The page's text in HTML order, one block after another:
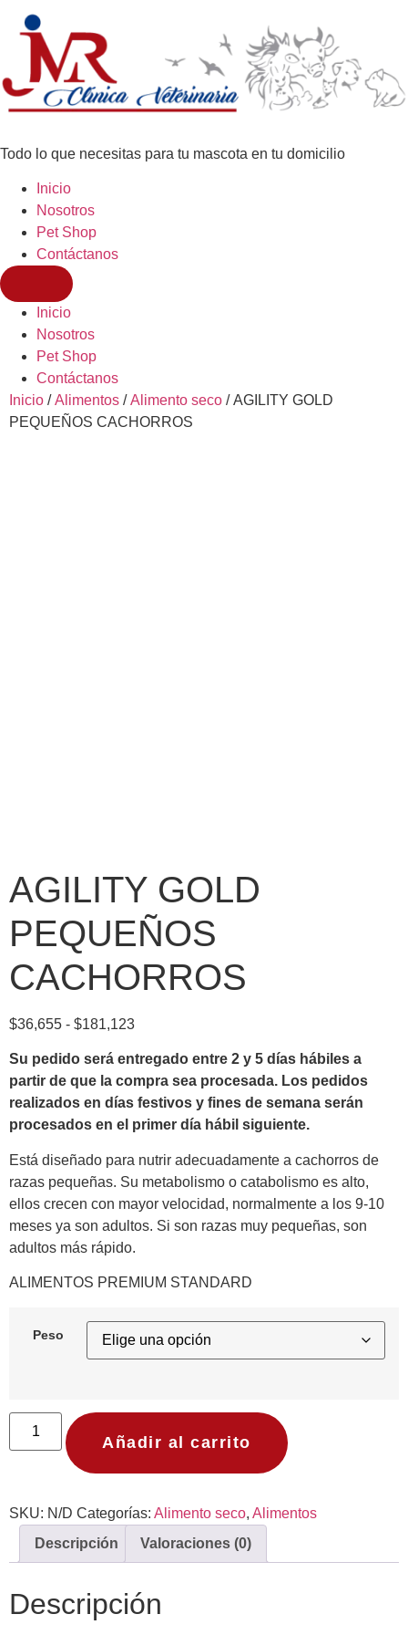
Todo lo que necesitas para tu mascota en tu domicilio
Inicio
Nosotros
Pet Shop
Contáctanos
Inicio
Nosotros
Pet Shop
Contáctanos
Inicio /Alimentos /Alimento seco / AGILITY GOLD
PEQUEÑOS CACHORROS
AGILITY GOLD
PEQUEÑOS
CACHORROS
$36,655 - $181,123
Su pedido será entregado entre 2 y 5 días hábiles a
partir de que la compra sea procesada. Los pedidos
realizados en días festivos y fines de semana serán
procesados en el primer día hábil siguiente.
Está diseñado para nutrir adecuadamente a cachorros de
razas pequeñas. Su metabolismo o catabolismo es alto,
ellos crecen con mayor velocidad, normalmente a los 9-10
meses ya son adultos. Si son razas muy pequeñas, son
adultos más rápido.
ALIMENTOS PREMIUM STANDARD
Peso
Añadir al carrito
SKU: N/D Categorías: Alimento seco, Alimentos
Descripción
Valoraciones (0)
Descripción